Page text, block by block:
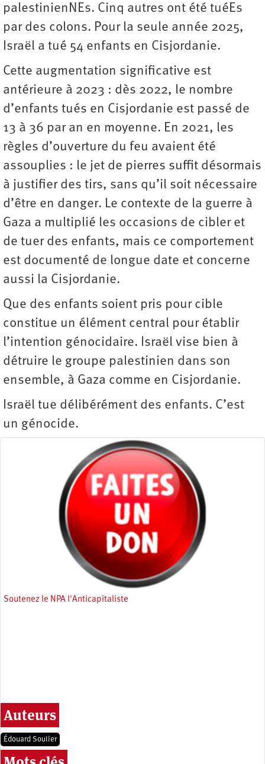
palestinienNEs. Cinq autres ont été tuéEs
par des colons. Pour la seule année 2025,
Israël a tué 54 enfants en Cisjordanie.
Cette augmentation significative est
antérieure à 2023 : dès 2022, le nombre
d’enfants tués en Cisjordanie est passé de
13 à 36 par an en moyenne. En 2021, les
règles d’ouverture du feu avaient été
assouplies : le jet de pierres suffit désormais
à justifier des tirs, sans qu’il soit nécessaire
d’être en danger. Le contexte de la guerre à
Gaza a multiplié les occasions de cibler et
de tuer des enfants, mais ce comportement
est documenté de longue date et concerne
aussi la Cisjordanie.
Que des enfants soient pris pour cible
constitue un élément central pour établir
l’intention génocidaire. Israël vise bien à
détruire le groupe palestinien dans son
ensemble, à Gaza comme en Cisjordanie.
Israël tue délibérément des enfants. C’est
un génocide.
Soutenez le NPA l'Anticapitaliste
Auteurs
Édouard Soulier